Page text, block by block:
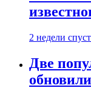
2 недели
Две